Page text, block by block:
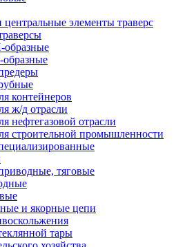
элементы траверс
образные
контейнеров
ж/д отрасли
нефтегазовой отрасли
строительной промышленности
тяговые
и якорные цепи
тары